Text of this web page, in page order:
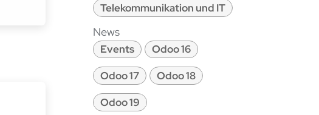
Telekommunikation und IT
News
Events
Odoo 16
Odoo 17
Odoo 18
Odoo 19